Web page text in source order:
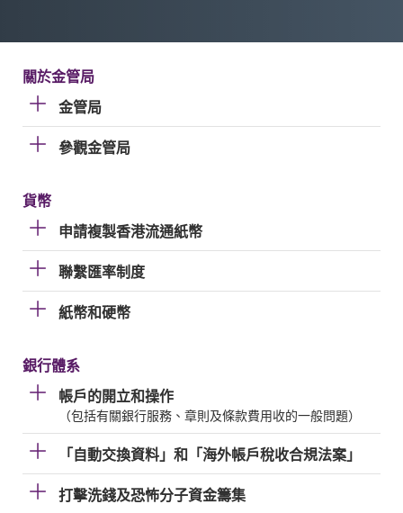
關於金管局
金管局
參觀金管局
貨幣
申請複製香港流通紙幣
聯繫匯率制度
紙幣和硬幣
銀行體系
帳戶的開立和操作
（包括有關銀行服務、章則及條款費用收的一般問題）
「自動交換資料」和「海外帳戶稅收合規法案」
打擊洗錢及恐怖分子資金籌集